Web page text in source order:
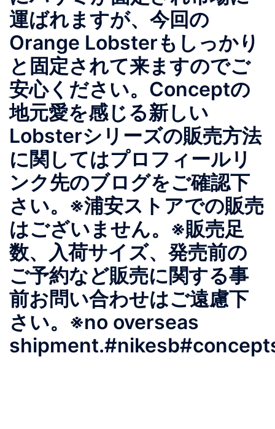
運ばれますが、今回の
Orange Lobsterもしっかり
と固定されて来ますのでご
安心ください。Conceptの
地元愛を感じる新しい
Lobsterシリーズの販売方法
に関してはプロフィールリ
ンク先のブログをご確認下
さい。※浦安ストアでの販売
はございません。※販売足
数、入荷サイズ、発売前の
ご予約など販売に関する事
前お問い合わせはご遠慮下
さい。※no overseas